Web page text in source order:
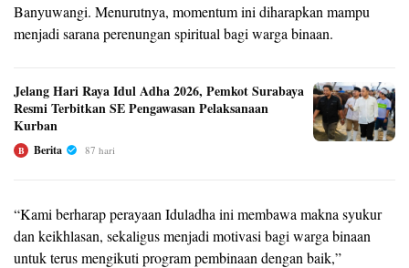
Banyuwangi. Menurutnya, momentum ini diharapkan mampu
menjadi sarana perenungan spiritual bagi warga binaan.
Jelang Hari Raya Idul Adha 2026, Pemkot Surabaya
Resmi Terbitkan SE Pengawasan Pelaksanaan
Kurban
B Berita 87 hari
“Kami berharap perayaan Iduladha ini membawa makna syukur
dan keikhlasan, sekaligus menjadi motivasi bagi warga binaan
untuk terus mengikuti program pembinaan dengan baik,”